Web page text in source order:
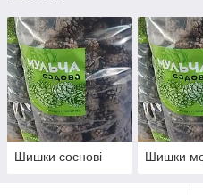
Шишки соснові Шишки